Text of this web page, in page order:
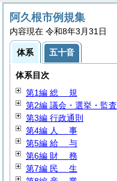
阿久根市例規集
内容現在 令和8年3月31日
体系 五十音
体系目次
第1編 総 規
第2編 議会・選挙・監査
第3編 行政通則
第4編 人 事
第5編 給 与
第6編 財 務
第7編 民 生